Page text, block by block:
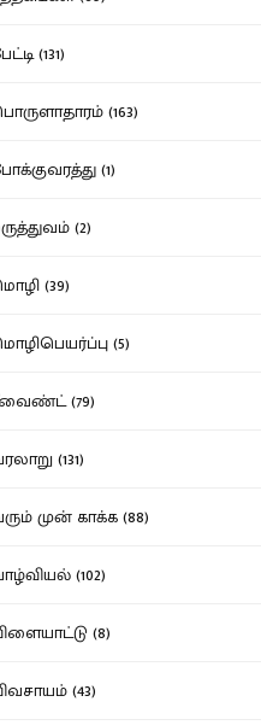
(131)
(163)
(1)
(2)
(39)
(5)
(79)
(131)
முன் காக்க (88)
(102)
(8)
(43)